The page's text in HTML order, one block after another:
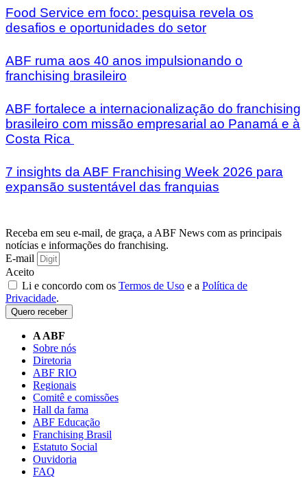
Food Service em foco: pesquisa revela os
desafios e oportunidades do setor
ABF ruma aos 40 anos impulsionando o
franchising brasileiro
ABF fortalece a internacionalização do franchising
brasileiro com missão empresarial ao Panamá e à
Costa Rica
7 insights da ABF Franchising Week 2026 para
expansão sustentável das franquias
Receba em seu e-mail, de graça, a ABF News com as principais
notícias e informações do franchising.
E-mail
Aceito
Li e concordo com os Termos de Uso e a Política de
Privacidade.
Quero receber
A ABF
Sobre nós
Diretoria
ABF RIO
Regionais
Comitê e comissões
Hall da fama
ABF Educação
Franchising Brasil
Estatuto Social
Ouvidoria
FAQ